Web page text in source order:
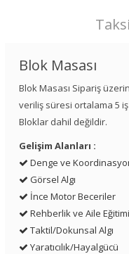
Blok Masası
Blok Masası Sipariş
veriliş süresi ortalama 5
Bloklar dahil değildir.
Gelişim Alanları :
Denge ve
Görsel Algı
İnce Motor Beceriler
Rehberlik ve Aile Eğitimi
Taktil/Dokunsal Algı
Yaratıcılık/Hayalgücü